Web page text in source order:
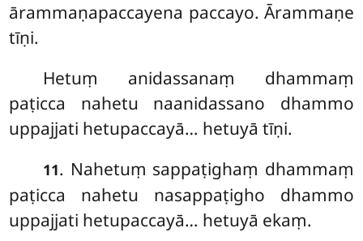
ārammaṇapaccayena paccayo. Ārammaṇe
tīṇi.
Hetuṃ anidassanaṃ dhammaṃ
paṭicca nahetu naanidassano dhammo
uppajjati hetupaccayā… hetuyā tīṇi.
11. Nahetuṃ sappaṭighaṃ dhammaṃ
paṭicca nahetu nasappaṭigho dhammo
uppajjati hetupaccayā… hetuyā ekaṃ.